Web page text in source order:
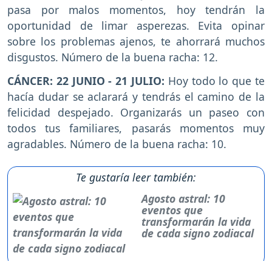
pasa por malos momentos, hoy tendrán la
oportunidad de limar asperezas. Evita opinar
sobre los problemas ajenos, te ahorrará muchos
disgustos. Número de la buena racha: 12.
CÁNCER: 22 JUNIO - 21 JULIO: Hoy todo lo que te
hacía dudar se aclarará y tendrás el camino de la
felicidad despejado. Organizarás un paseo con
todos tus familiares, pasarás momentos muy
agradables. Número de la buena racha: 10.
Te gustaría leer también:
Agosto astral: 10
eventos que
transformarán la vida
de cada signo zodiacal